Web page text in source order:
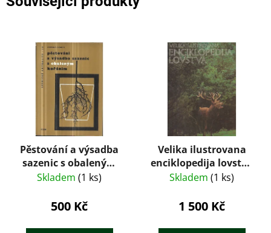
Pěstování a výsadba
sazenic s obaleným
kořáním
Skladem (1 ks)
500 Kč
Velika ilustrovana
enciklopedija lovstva
1+2
Skladem (1 ks)
1 500 Kč